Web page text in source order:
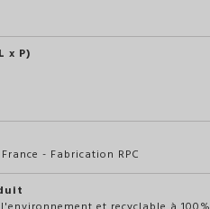
x P)
- Fabrication RPC